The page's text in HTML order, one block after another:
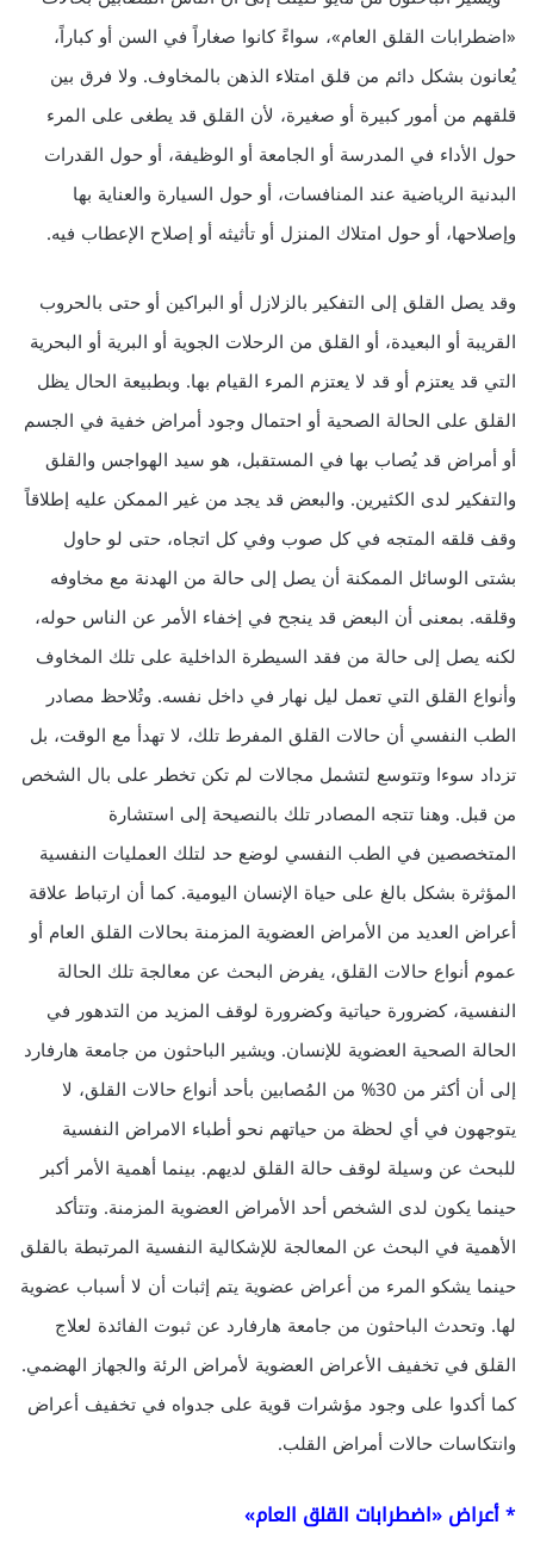
«اضطرابات القلق العام»، سواءً كانوا صغاراً في السن أو كباراً،
يُعانون بشكل دائم من قلق امتلاء الذهن بالمخاوف. ولا فرق بين
قلقهم من أمور كبيرة أو صغيرة، لأن القلق قد يطغى على المرء
حول الأداء في المدرسة أو الجامعة أو الوظيفة، أو حول القدرات
البدنية الرياضية عند المنافسات، أو حول السيارة والعناية بها
وإصلاحها، أو حول امتلاك المنزل أو تأثيثه أو إصلاح الإعطاب فيه.
وقد يصل القلق إلى التفكير بالزلازل أو البراكين أو حتى بالحروب
القريبة أو البعيدة، أو القلق من الرحلات الجوية أو البرية أو البحرية
التي قد يعتزم أو قد لا يعتزم المرء القيام بها. وبطبيعة الحال يظل
القلق على الحالة الصحية أو احتمال وجود أمراض خفية في الجسم
أو أمراض قد يُصاب بها في المستقبل، هو سيد الهواجس والقلق
والتفكير لدى الكثيرين. والبعض قد يجد من غير الممكن عليه إطلاقاً
وقف قلقه المتجه في كل صوب وفي كل اتجاه، حتى لو حاول
بشتى الوسائل الممكنة أن يصل إلى حالة من الهدنة مع مخاوفه
وقلقه. بمعنى أن البعض قد ينجح في إخفاء الأمر عن الناس حوله،
لكنه يصل إلى حالة من فقد السيطرة الداخلية على تلك المخاوف
وأنواع القلق التي تعمل ليل نهار في داخل نفسه. وتُلاحظ مصادر
الطب النفسي أن حالات القلق المفرط تلك، لا تهدأ مع الوقت، بل
تزداد سوءا وتتوسع لتشمل مجالات لم تكن تخطر على بال الشخص
من قبل. وهنا تتجه المصادر تلك بالنصيحة إلى استشارة
المتخصصين في الطب النفسي لوضع حد لتلك العمليات النفسية
المؤثرة بشكل بالغ على حياة الإنسان اليومية. كما أن ارتباط علاقة
أعراض العديد من الأمراض العضوية المزمنة بحالات القلق العام أو
عموم أنواع حالات القلق، يفرض البحث عن معالجة تلك الحالة
النفسية، كضرورة حياتية وكضرورة لوقف المزيد من التدهور في
الحالة الصحية العضوية للإنسان. ويشير الباحثون من جامعة هارفارد
إلى أن أكثر من 30% من المُصابين بأحد أنواع حالات القلق، لا
يتوجهون في أي لحظة من حياتهم نحو أطباء الامراض النفسية
للبحث عن وسيلة لوقف حالة القلق لديهم. بينما أهمية الأمر أكبر
حينما يكون لدى الشخص أحد الأمراض العضوية المزمنة. وتتأكد
الأهمية في البحث عن المعالجة للإشكالية النفسية المرتبطة بالقلق
حينما يشكو المرء من أعراض عضوية يتم إثبات أن لا أسباب عضوية
لها. وتحدث الباحثون من جامعة هارفارد عن ثبوت الفائدة لعلاج
القلق في تخفيف الأعراض العضوية لأمراض الرئة والجهاز الهضمي.
كما أكدوا على وجود مؤشرات قوية على جدواه في تخفيف أعراض
وانتكاسات حالات أمراض القلب.
* أعراض «اضطرابات القلق العام»